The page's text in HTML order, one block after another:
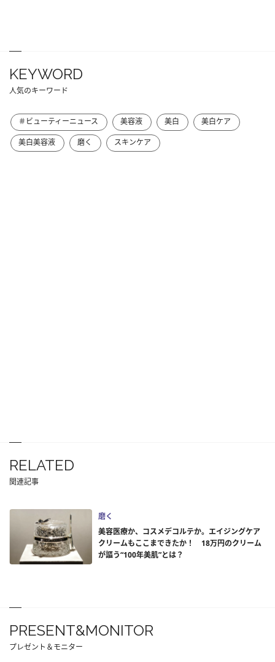
KEYWORD
人気のキーワード
＃ビューティーニュース 美容液 美白
美白ケア
美白美容液
磨く スキンケア
RELATED
関連記事
磨く
美容医療か、コスメデコルテか。エイジングケア
クリームもここまできたか！ 18万円のクリーム
が謳う“100年美肌”とは？
PRESENT&MONITOR
プレゼント＆モニター